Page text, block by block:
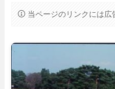
当ページのリンクには広